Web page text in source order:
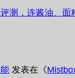
测，连酱油、面
发表在《